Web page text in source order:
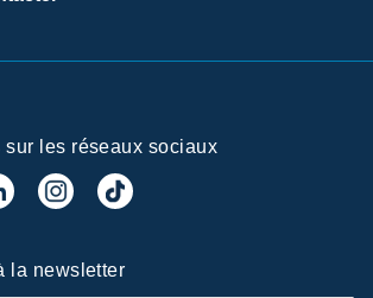
sur les réseaux sociaux
la newsletter